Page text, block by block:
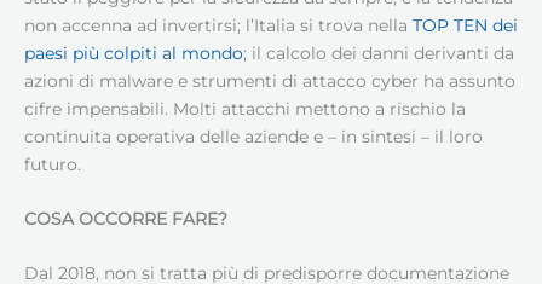
non accenna ad invertirsi; l’Italia si trova nella TOP TEN dei
paesi più colpiti al mondo; il calcolo dei danni derivanti da
azioni di malware e strumenti di attacco cyber ha assunto
cifre impensabili. Molti attacchi mettono a rischio la
continuita operativa delle aziende e – in sintesi – il loro
futuro.
COSA OCCORRE FARE?
Dal 2018, non si tratta più di predisporre documentazione